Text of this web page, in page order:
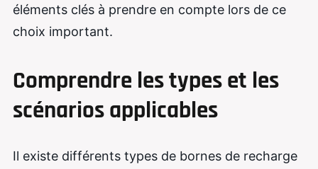
éléments clés à prendre en compte lors de ce
choix important.
Comprendre les types et les
scénarios applicables
Il existe différents types de bornes de recharge